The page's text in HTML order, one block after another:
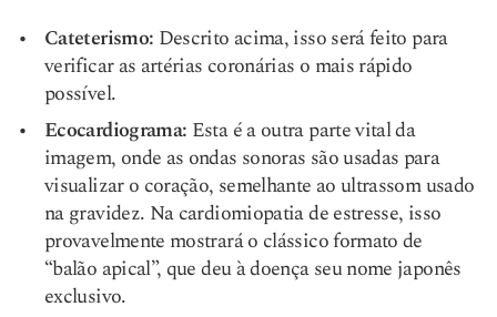
Cateterismo: Descrito acima, isso será feito para
verificar as artérias coronárias o mais rápido
possível.
Ecocardiograma: Esta é a outra parte vital da
imagem, onde as ondas sonoras são usadas para
visualizar o coração, semelhante ao ultrassom usado
na gravidez. Na cardiomiopatia de estresse, isso
provavelmente mostrará o clássico formato de
“balão apical”, que deu à doença seu nome japonês
exclusivo.